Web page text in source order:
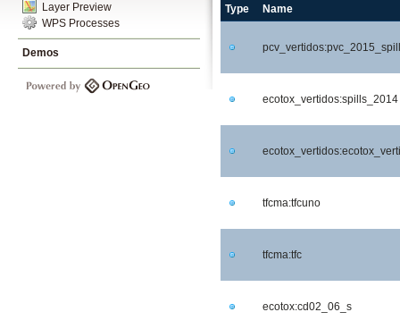
Layer Preview
WPS Processes
Demos
Type Name
ecotox_vertidos:spills_2014
tfcma:tfcuno
tfcma:tfc
ecotox:cd02_06_s